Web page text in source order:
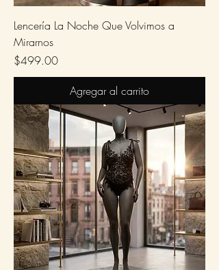
Lencería La Noche Que Volvimos a
Mirarnos
Precio
$499.00
Agregar al carrito